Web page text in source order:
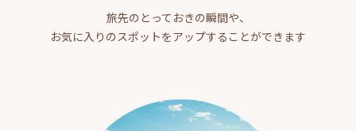
旅先のとっておきの瞬間や、
お気に入りのスポットをアップすることができます